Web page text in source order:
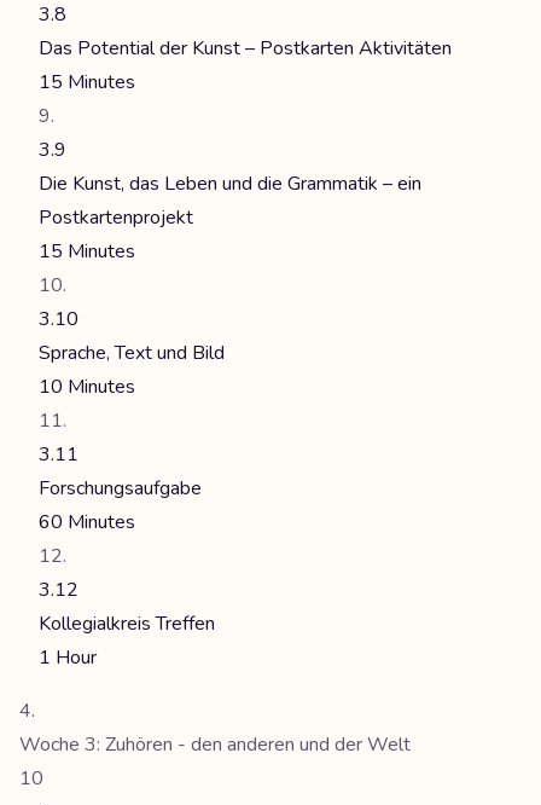
3.8
Das Potential der Kunst – Postkarten Aktivitäten
15 Minutes
3.9
Die Kunst, das Leben und die Grammatik – ein
Postkartenprojekt
15 Minutes
3.10
Sprache, Text und Bild
10 Minutes
3.11
Forschungsaufgabe
60 Minutes
3.12
Kollegialkreis Treffen
1 Hour
Woche 3: Zuhören - den anderen und der Welt
10